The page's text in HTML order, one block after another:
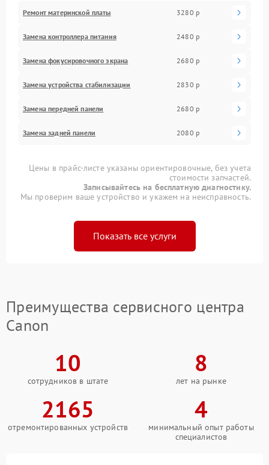
Ремонт материнской платы 3280 р
Замена контроллера питания 2480 р
Замена фокусировочного экрана 2680 р
Замена устройства стабилизации 2830 р
Замена передней панели 2680 р
Замена задней панели 2080 р
Цены в прайс-листе указаны ориентировочные, без учета
стоимости запчастей.
Записывайтесь на бесплатную диагностику.
Мы проверим ваше устройство и укажем на неисправность.
Показать все услуги
Преимущества сервисного центра
Canon
10
сотрудников в штате
8
лет на рынке
2165
отремонтированных устройств
4
минимальный опыт работы
специалистов